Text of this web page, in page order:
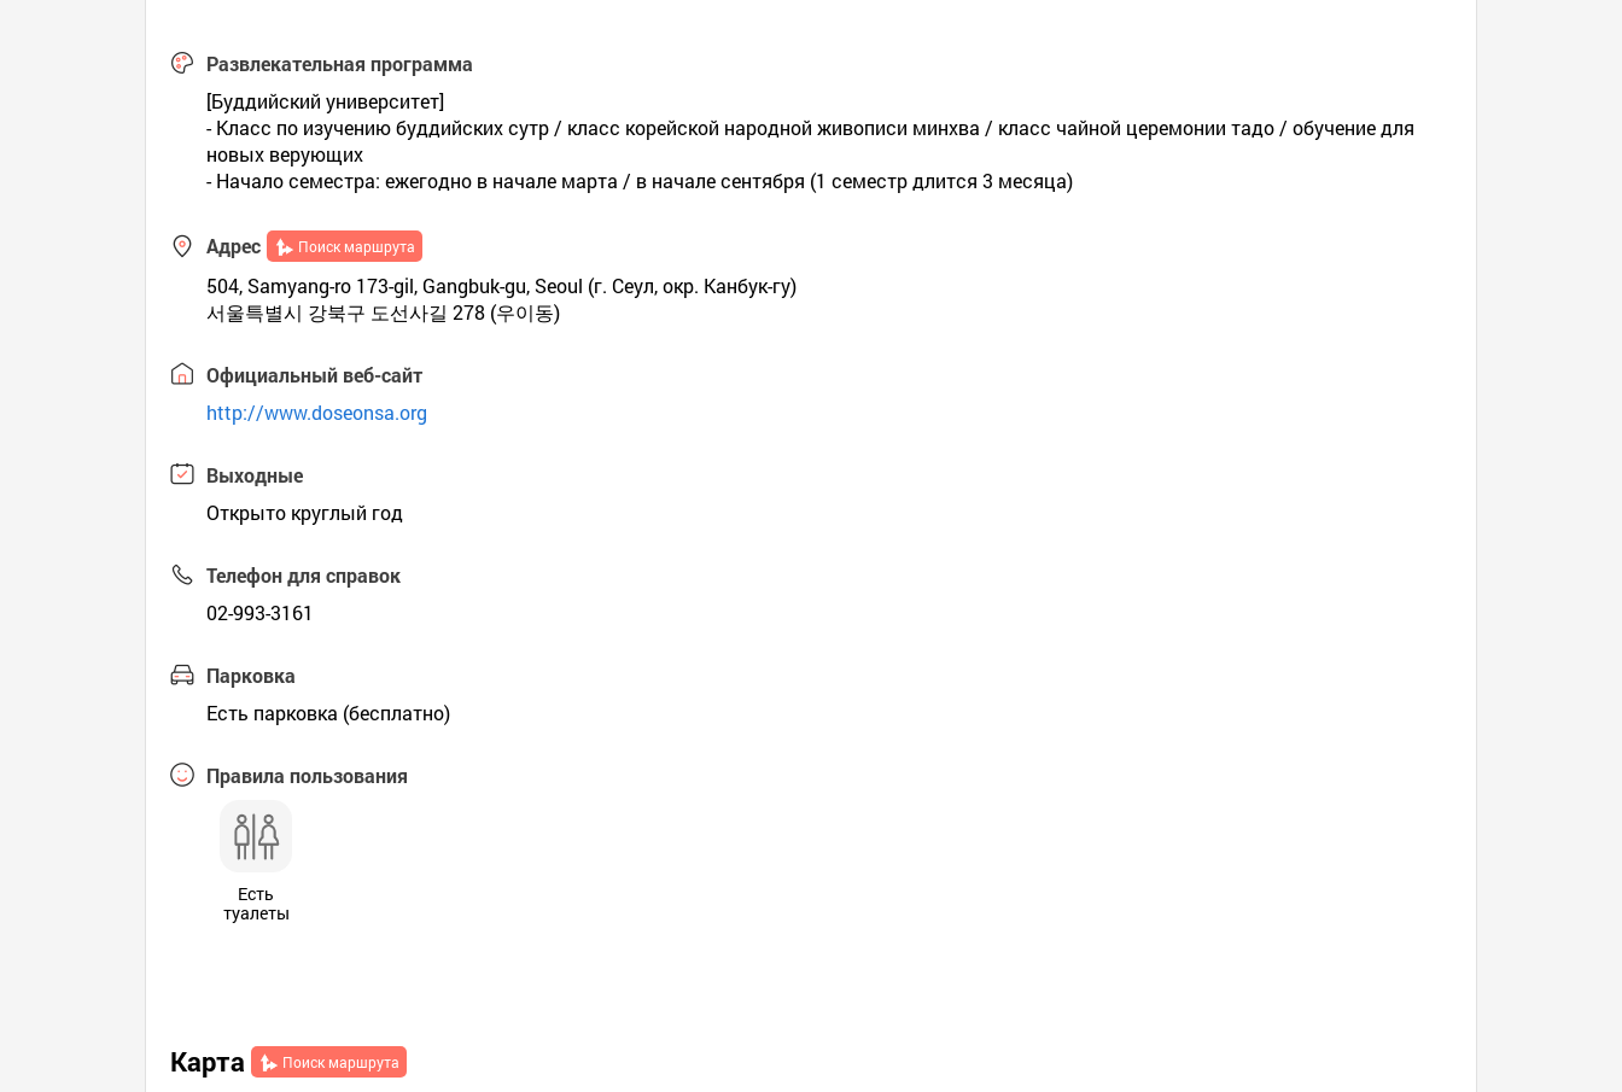
Развлекательная программа
[Буддийский университет]
- Класс по изучению буддийских сутр / класс корейской народной живописи минхва / класс чайной церемонии тадо / обучение для
новых верующих
- Начало семестра: ежегодно в начале марта / в начале сентября (1 семестр длится 3 месяца)
Адрес Поиск маршрута
504, Samyang-ro 173-gil, Gangbuk-gu, Seoul (г. Сеул, окр. Канбук-гу)
서울특별시 강북구 도선사길 278 (우이동)
Официальный веб-сайт
http://www.doseonsa.org
Выходные
Открыто круглый год
Телефон для справок
02-993-3161
Парковка
Есть парковка (бесплатно)
Правила пользования
Есть
туалеты
Карта Поиск маршрута